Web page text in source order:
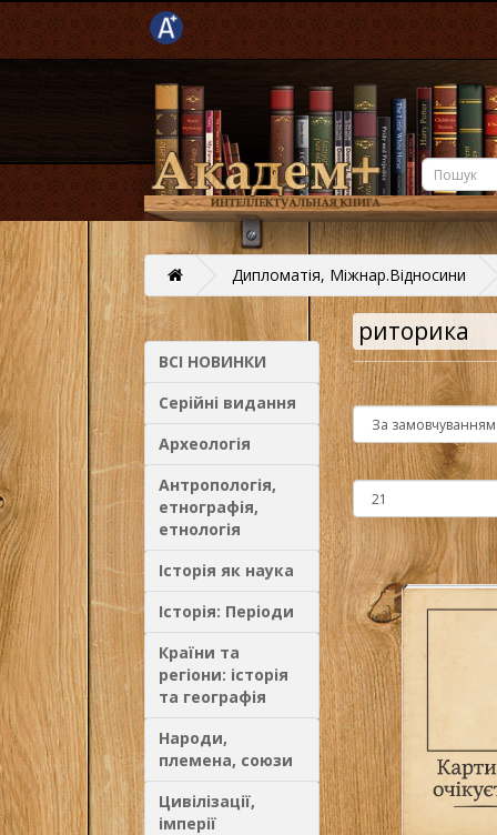
Дипломатія, Міжнар.Відносини
ВСІ НОВИНКИ
Серійні видання
Археологія
Антропологія,
етнографія,
етнологія
Історія як наука
Історія: Періоди
Країни та
регіони: історія
та географія
Народи,
племена, союзи
Цивілізації,
імперії
риторика